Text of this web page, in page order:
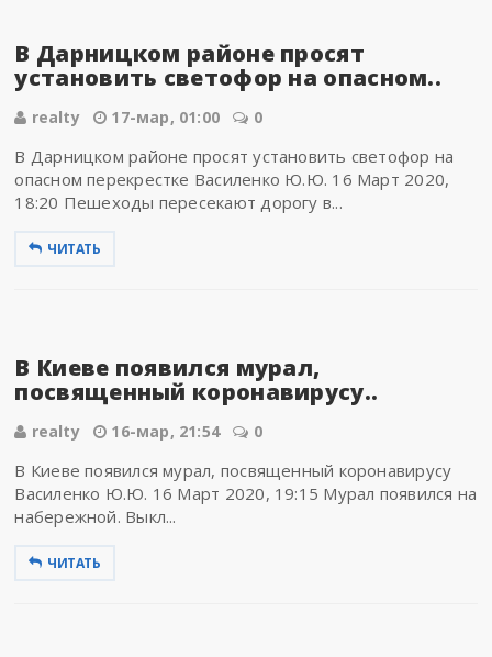
В Дарницком районе просят
установить светофор на опасном..
realty 17-мар, 01:00 0
В Дарницком районе просят установить светофор на
опасном перекрестке Василенко Ю.Ю. 16 Март 2020,
18:20 Пешеходы пересекают дорогу в...
ЧИТАТЬ
В Киеве появился мурал,
посвященный коронавирусу..
realty 16-мар, 21:54 0
В Киеве появился мурал, посвященный коронавирусу
Василенко Ю.Ю. 16 Март 2020, 19:15 Мурал появился на
набережной. Выкл...
ЧИТАТЬ